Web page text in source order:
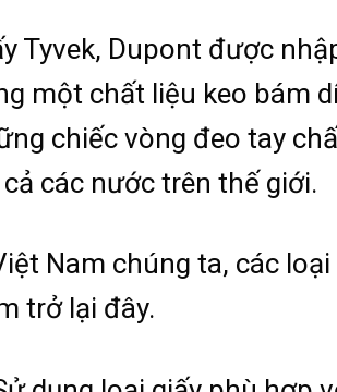
Tyvek, Dupont được
một chất liệu keo bám
chiếc vòng đeo tay
các nước trên thế giới.
Nam chúng ta, các
trở lại đây.